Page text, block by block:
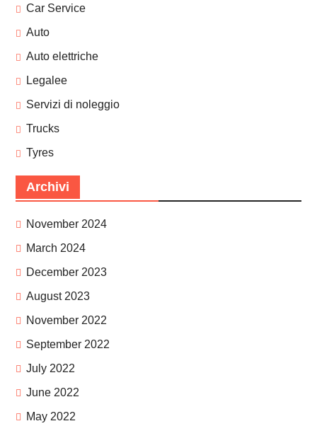
Car Service
Auto
Auto elettriche
Legalee
Servizi di noleggio
Trucks
Tyres
Archivi
November 2024
March 2024
December 2023
August 2023
November 2022
September 2022
July 2022
June 2022
May 2022